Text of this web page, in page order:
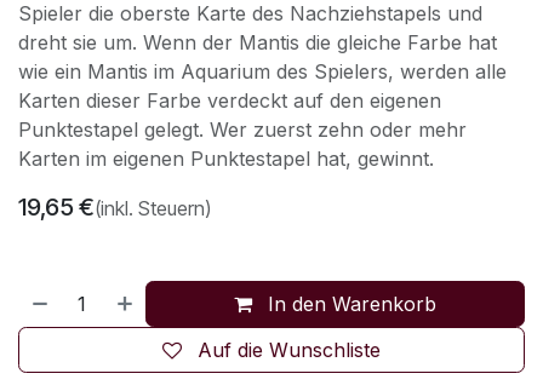
Spieler die oberste Karte des Nachziehstapels und
dreht sie um. Wenn der Mantis die gleiche Farbe hat
wie ein Mantis im Aquarium des Spielers, werden alle
Karten dieser Farbe verdeckt auf den eigenen
Punktestapel gelegt. Wer zuerst zehn oder mehr
Karten im eigenen Punktestapel hat, gewinnt.
19,65 €(inkl. Steuern)
In den Warenkorb
Auf die Wunschliste